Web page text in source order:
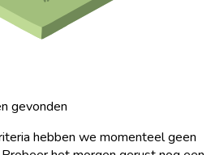
gevonden
hebben we momenteel geen